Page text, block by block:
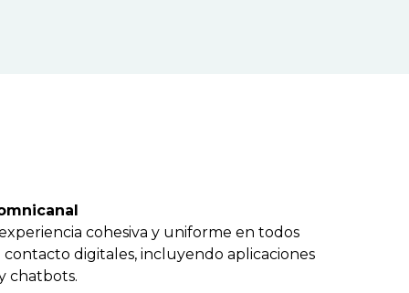
cohesiva y uniforme en todos
digitales, incluyendo aplicaciones
chatbots.